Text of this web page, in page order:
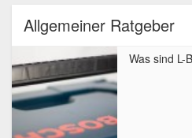
Allgemeiner Ratgeber
Was sind L-